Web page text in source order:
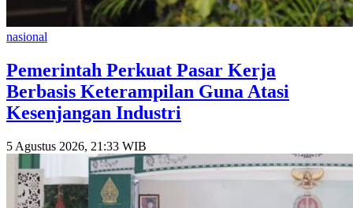
nasional
Pemerintah Perkuat Pasar Kerja
Berbasis Keterampilan Guna Atasi
Kesenjangan Industri
5 Agustus 2026, 21:33 WIB